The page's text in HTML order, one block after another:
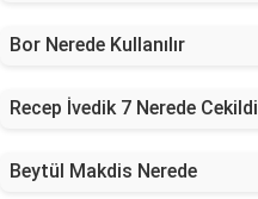
Bor Nerede Kullanılır
Recep İvedik 7 Nerede Cekildi
Beytül Makdis Nerede